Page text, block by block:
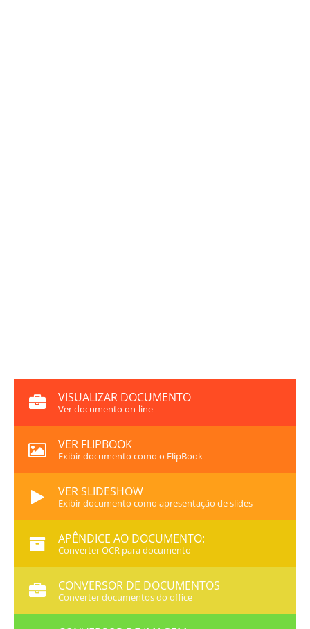
VISUALIZAR DOCUMENTO
Ver documento on-line
VER FLIPBOOK
Exibir documento como o FlipBook
VER SLIDESHOW
Exibir documento como apresentação de slides
APÊNDICE AO DOCUMENTO:
Converter OCR para documento
CONVERSOR DE DOCUMENTOS
Converter documentos do office